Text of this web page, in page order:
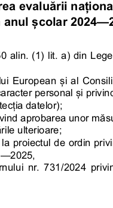
evaluării
anul școlar
(1) lit. a) din
European și al
personal și
datelor);
aprobarea unor
ulterioare;
proiectul de ordin
nr. 731/2024